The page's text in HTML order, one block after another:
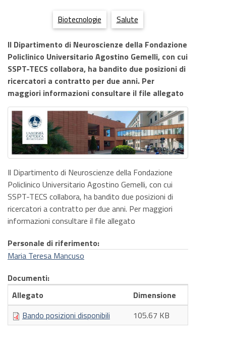
Biotecnologie Salute
Il Dipartimento di Neuroscienze della Fondazione
Policlinico Universitario Agostino Gemelli, con cui
SSPT-TECS collabora, ha bandito due posizioni di
ricercatori a contratto per due anni. Per
maggiori informazioni consultare il file allegato
Il Dipartimento di Neuroscienze della Fondazione
Policlinico Universitario Agostino Gemelli, con cui
SSPT-TECS collabora, ha bandito due posizioni di
ricercatori a contratto per due anni. Per maggiori
informazioni consultare il file allegato
Personale di riferimento:
Maria Teresa Mancuso
Documenti:
Allegato
Dimensione
Bando posizioni disponibili
105.67 KB